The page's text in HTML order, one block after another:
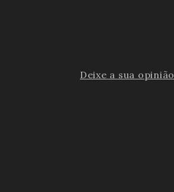
Deixe a sua opinião